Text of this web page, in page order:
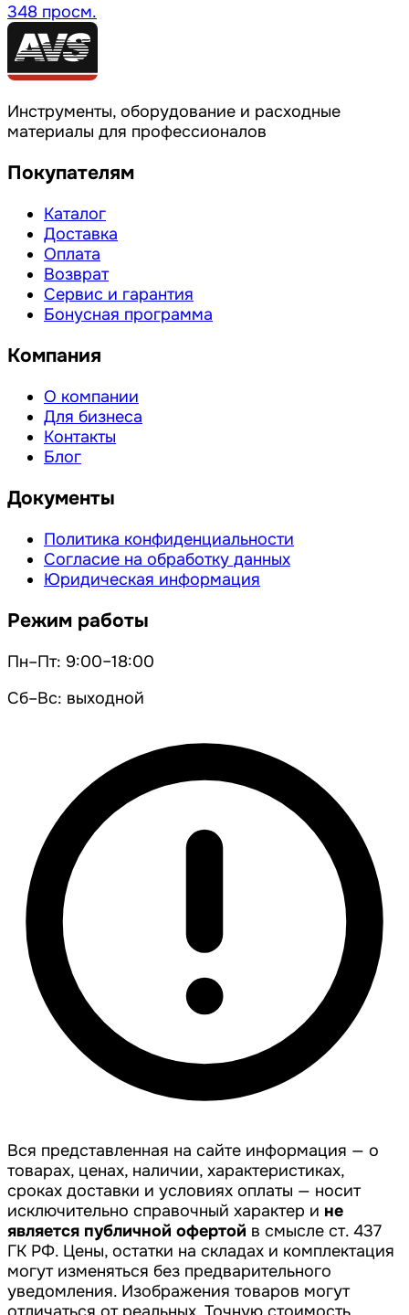
348 просм.
Инструменты, оборудование и расходные
материалы для профессионалов
Покупателям
Каталог
Доставка
Оплата
Возврат
Сервис и гарантия
Бонусная программа
Компания
О компании
Для бизнеса
Контакты
Блог
Документы
Политика конфиденциальности
Согласие на обработку данных
Юридическая информация
Режим работы
Пн–Пт: 9:00–18:00
Сб–Вс: выходной
Вся представленная на сайте информация — о
товарах, ценах, наличии, характеристиках,
сроках доставки и условиях оплаты — носит
исключительно справочный характер и не
является публичной офертой в смысле ст. 437
ГК РФ. Цены, остатки на складах и комплектация
могут изменяться без предварительного
уведомления. Изображения товаров могут